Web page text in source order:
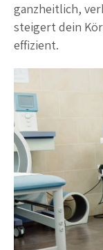
ganzheitlich,
steigert dein
effizient.